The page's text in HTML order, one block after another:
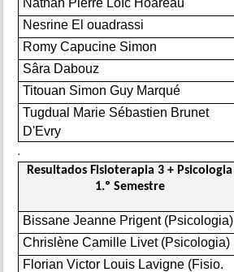
Nathan Pierre Loïc Hoareau
Nesrine El ouadrassi
Romy Capucine Simon
Sâra Dabouz
Titouan Simon Guy Marqué
Tugdual Marie Sébastien Brunet
D'Evry
.
Resultados Fisioterapia 3 + Psicologia
1.º Semestre
Bissane Jeanne Prigent (Psicologia)
Chrislène Camille Livet (Psicologia)
Florian Victor Louis Lavigne (Fisio.